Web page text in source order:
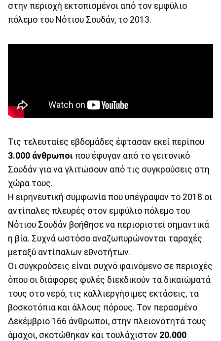
στην περιοχή εκτοπισμένοι από τον εμφύλιο
πόλεμο του Νότιου Σουδάν, το 2013.
Τις τελευταίες εβδομάδες έφτασαν εκεί περίπου
3.000 άνθρωποι που έφυγαν από το γειτονικό
Σουδάν για να γλιτώσουν από τις συγκρούσεις στη
χώρα τους.
Η ειρηνευτική συμφωνία που υπέγραψαν το 2018 οι
αντίπαλες πλευρές στον εμφύλιο πόλεμο του
Νότιου Σουδάν βοήθησε να περιοριστεί σημαντικά
η βία. Συχνά ωστόσο αναζωπυρώνονται ταραχές
μεταξύ αντίπαλων εθνοτήτων.
Οι συγκρούσεις είναι συχνό φαινόμενο σε περιοχές
όπου οι διάφορες φυλές διεκδικούν τα δικαιώματά
τους στο νερό, τις καλλιεργήσιμες εκτάσεις, τα
βοσκοτόπια και άλλους πόρους. Τον περασμένο
Δεκέμβριο 166 άνθρωποι, στην πλειονότητά τους
άμαχοι, σκοτώθηκαν και τουλάχιστον 20.000